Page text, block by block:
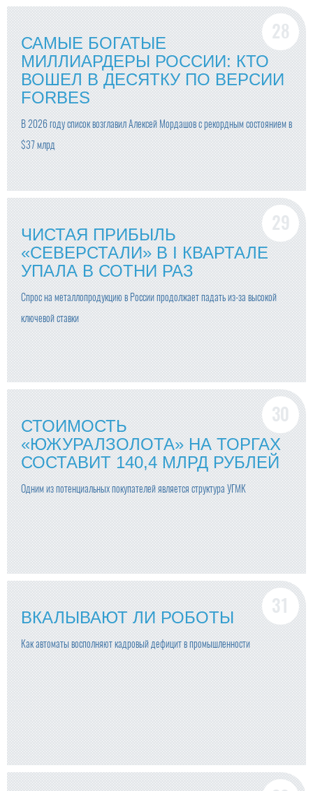
САМЫЕ БОГАТЫЕ
МИЛЛИАРДЕРЫ РОССИИ: КТО
ВОШЕЛ В ДЕСЯТКУ ПО ВЕРСИИ
FORBES
В 2026 году список возглавил Алексей Мордашов с рекордным состоянием в
$37 млрд
ЧИСТАЯ ПРИБЫЛЬ
«СЕВЕРСТАЛИ» В I КВАРТАЛЕ
УПАЛА В СОТНИ РАЗ
Спрос на металлопродукцию в России продолжает падать из-за высокой
ключевой ставки
СТОИМОСТЬ
«ЮЖУРАЛЗОЛОТА» НА ТОРГАХ
СОСТАВИТ 140,4 МЛРД РУБЛЕЙ
Одним из потенциальных покупателей является структура УГМК
ВКАЛЫВАЮТ ЛИ РОБОТЫ
Как автоматы восполняют кадровый дефицит в промышленности